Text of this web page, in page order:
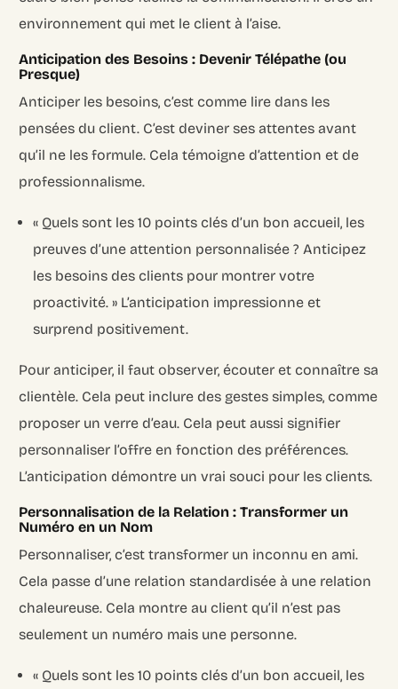
environnement qui met le client à l’aise.
Anticipation des Besoins : Devenir Télépathe (ou
Presque)
Anticiper les besoins, c’est comme lire dans les
pensées du client. C’est deviner ses attentes avant
qu’il ne les formule. Cela témoigne d’attention et de
professionnalisme.
« Quels sont les 10 points clés d’un bon accueil, les
preuves d’une attention personnalisée ? Anticipez
les besoins des clients pour montrer votre
proactivité. » L’anticipation impressionne et
surprend positivement.
Pour anticiper, il faut observer, écouter et connaître sa
clientèle. Cela peut inclure des gestes simples, comme
proposer un verre d’eau. Cela peut aussi signifier
personnaliser l’offre en fonction des préférences.
L’anticipation démontre un vrai souci pour les clients.
Personnalisation de la Relation : Transformer un
Numéro en un Nom
Personnaliser, c’est transformer un inconnu en ami.
Cela passe d’une relation standardisée à une relation
chaleureuse. Cela montre au client qu’il n’est pas
seulement un numéro mais une personne.
« Quels sont les 10 points clés d’un bon accueil, les